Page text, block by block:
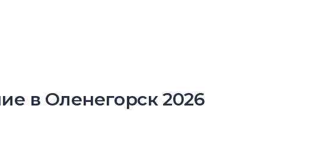
в Оленегорск 2026